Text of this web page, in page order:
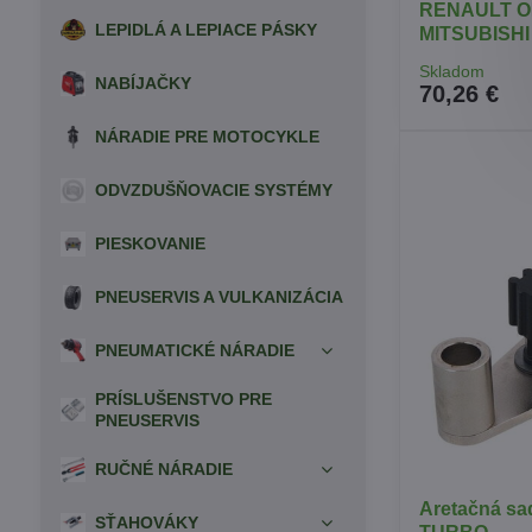
RENAULT
MITSUBISHI
Skladom
70,26 €
Aretačná
LEPIDLÁ A LEPIACE PÁSKY
NABÍJAČKY
NÁRADIE PRE MOTOCYKLE
ODVZDUŠŇOVACIE SYSTÉMY
PIESKOVANIE
PNEUSERVIS A VULKANIZÁCIA
PNEUMATICKÉ NÁRADIE
PRÍSLUŠENSTVO PRE
PNEUSERVIS
RUČNÉ NÁRADIE
SŤAHOVÁKY